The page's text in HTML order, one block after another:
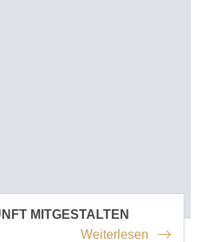
MITGESTALTEN
Weiterlesen